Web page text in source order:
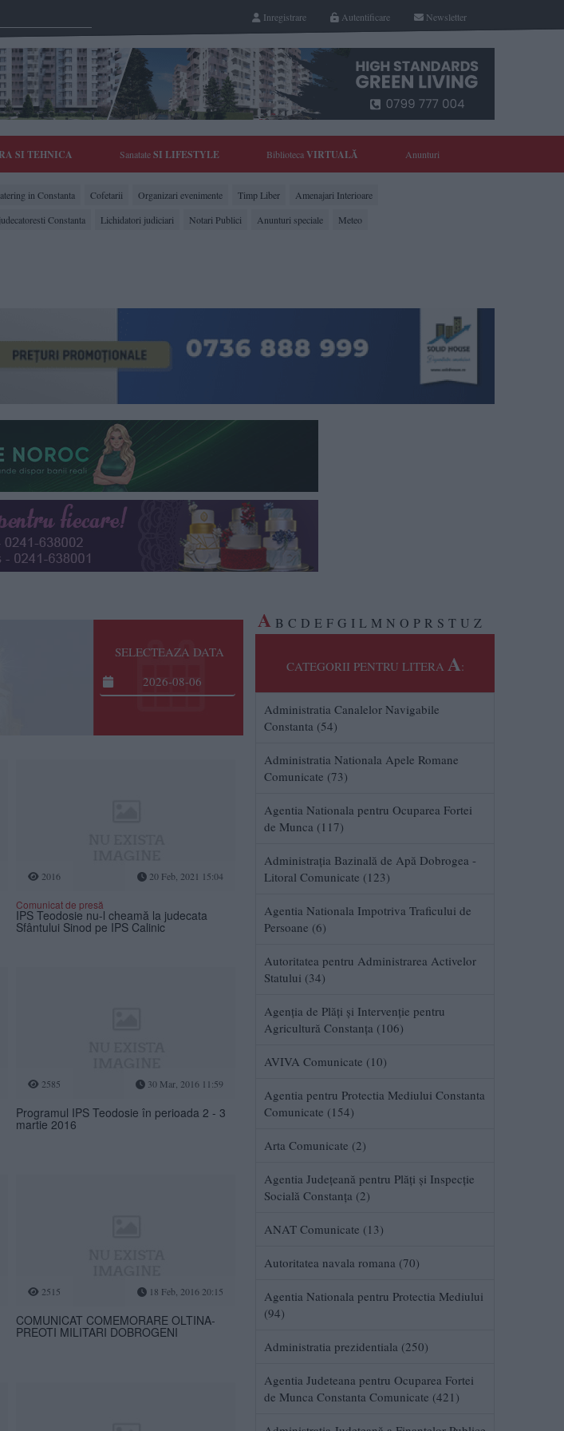
Newsletter
Autentificare
Inregistrare
SI TEHNICA SanatateSI LIFESTYLE BibliotecaVIRTUALĂ Anunturi
in Constanta Cofetarii Organizari evenimente Timp Liber
Amenajari Interioare
Constanta Lichidatori judiciari Notari Publici Anunturi speciale Meteo
A B C D E F G I L M N O P R S T U Z
CATEGORII PENTRU LITERA A:
Administratia Canalelor Navigabile
Constanta (54)
Administratia Nationala Apele Romane
Comunicate (73)
Agentia Nationala pentru Ocuparea Fortei
de Munca (117)
Administraţia Bazinală de Apă Dobrogea -
Litoral Comunicate (123)
Agentia Nationala Impotriva Traficului de
Persoane (6)
Autoritatea pentru Administrarea Activelor
Statului (34)
Agenţia de Plăţi şi Intervenţie pentru
Agricultură Constanţa (106)
AVIVA Comunicate (10)
Agentia pentru Protectia Mediului Constanta
Comunicate (154)
Arta Comunicate (2)
Agentia Judeţeană pentru Plăţi şi Inspecţie
Socială Constanţa (2)
ANAT Comunicate (13)
Autoritatea navala romana (70)
Agentia Nationala pentru Protectia Mediului
(94)
Administratia prezidentiala (250)
Agentia Judeteana pentru Ocuparea Fortei
de Munca Constanta Comunicate (421)
SELECTEAZA DATA
2016 20 Feb, 2021 15:04
Comunicat de presă
IPS Teodosie nu-l cheamă la judecata
Sfântului Sinod pe IPS Calinic
2585 30 Mar, 2016 11:59
Programul IPS Teodosie în perioada 2 - 3
martie 2016
2515 18 Feb, 2016 20:15
COMUNICAT COMEMORARE OLTINA-
PREOTI MILITARI DOBROGENI